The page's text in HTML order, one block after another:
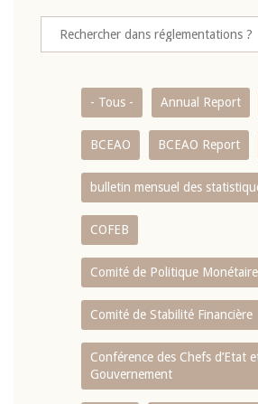
- Tous - Annual Report
BCEAO BCEAO Report
bulletin mensuel des
COFEB
Comité de Politique Monétaire
Comité de Stabilité Financière
Conférence des Chefs d’Etat
Gouvernement